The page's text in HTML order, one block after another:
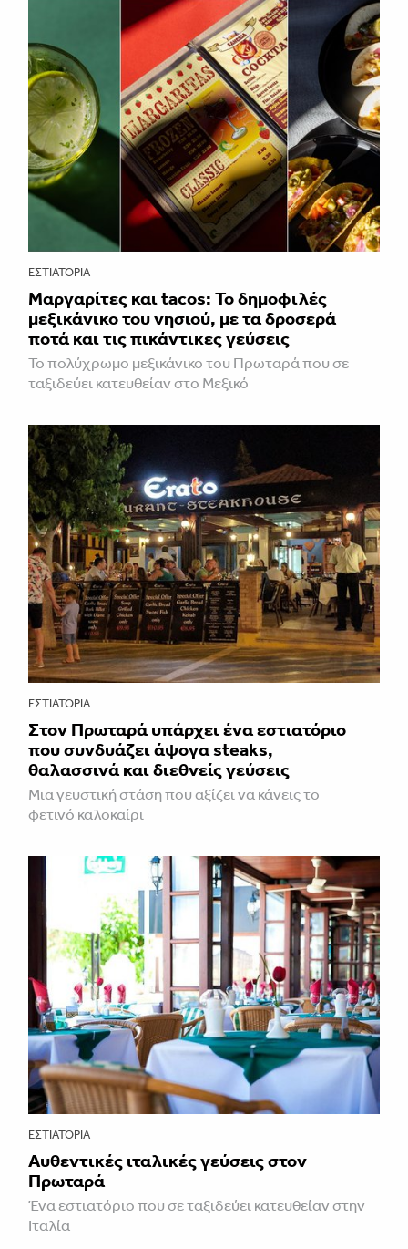
ΕΣΤΙΑΤΌΡΙΑ
Μαργαρίτες και tacos: Το δημοφιλές
μεξικάνικο του νησιού, με τα δροσερά
ποτά και τις πικάντικες γεύσεις
Το πολύχρωμο μεξικάνικο του Πρωταρά που σε
ταξιδεύει κατευθείαν στο Μεξικό
ΕΣΤΙΑΤΌΡΙΑ
Στον Πρωταρά υπάρχει ένα εστιατόριο
που συνδυάζει άψογα steaks,
θαλασσινά και διεθνείς γεύσεις
Μια γευστική στάση που αξίζει να κάνεις το
φετινό καλοκαίρι
ΕΣΤΙΑΤΌΡΙΑ
Αυθεντικές ιταλικές γεύσεις στον
Πρωταρά
Ένα εστιατόριο που σε ταξιδεύει κατευθείαν στην
Ιταλία